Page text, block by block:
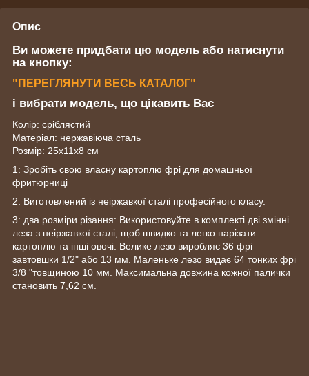
Опис
Ви можете придбати цю модель або натиснути
на кнопку:
"ПЕРЕГЛЯНУТИ ВЕСЬ КАТАЛОГ"
і вибрати модель, що цікавить Вас
Колір: сріблястий
Матеріал: нержавіюча сталь
Розмір: 25x11x8 см
1: Зробіть свою власну картоплю фрі для домашньої
фритюрниці
2: Виготовлений із неіржавкої сталі професійного класу.
3: два розміри різання: Використовуйте в комплекті дві змінні
леза з неіржавкої сталі, щоб швидко та легко нарізати
картоплю та інші овочі. Велике лезо виробляє 36 фрі
завтовшки 1/2" або 13 мм. Маленьке лезо видає 64 тонких фрі
3/8 "товщиною 10 мм. Максимальна довжина кожної палички
становить 7,62 см.